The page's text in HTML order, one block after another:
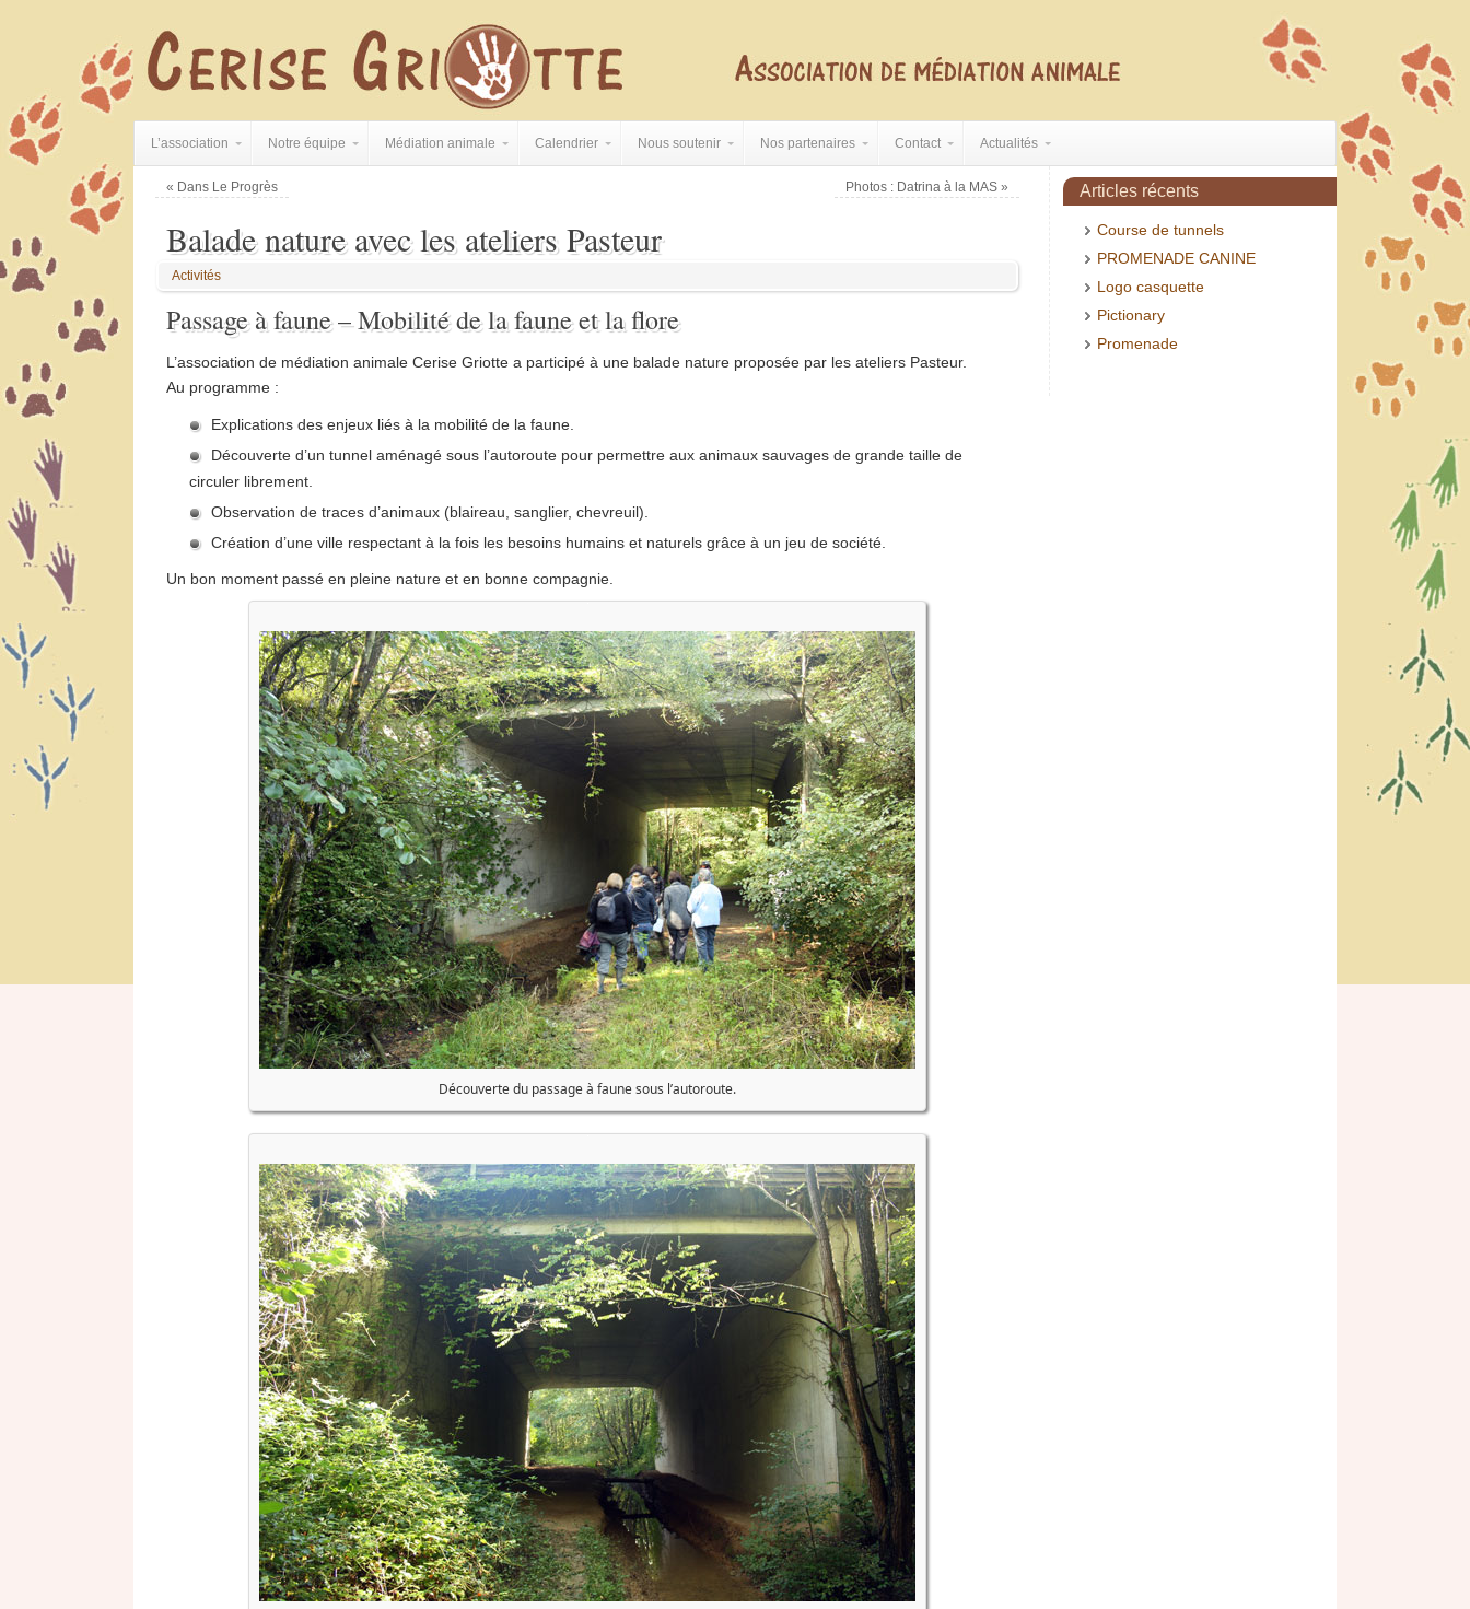
L’association Notre équipe Médiation animale Calendrier Nous soutenir Nos partenaires Contact Actualités
« Dans Le Progrès Photos : Datrina à la MAS »
Balade nature avec les ateliers Pasteur
Activités
Passage à faune – Mobilité de la faune et la flore
L’association de médiation animale Cerise Griotte a participé à une balade nature proposée par les ateliers Pasteur.
Au programme :
Explications des enjeux liés à la mobilité de la faune.
Découverte d’un tunnel aménagé sous l’autoroute pour permettre aux animaux sauvages de grande taille de
circuler librement.
Observation de traces d’animaux (blaireau, sanglier, chevreuil).
Création d’une ville respectant à la fois les besoins humains et naturels grâce à un jeu de société.
Un bon moment passé en pleine nature et en bonne compagnie.
Découverte du passage à faune sous l’autoroute.
Articles récents
Course de tunnels
PROMENADE CANINE
Logo casquette
Pictionary
Promenade